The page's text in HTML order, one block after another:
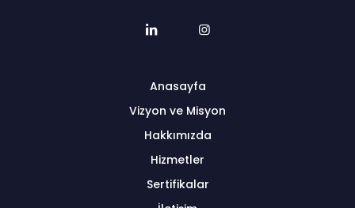
Anasayfa
Vizyon ve Misyon
Hakkımızda
Hizmetler
Sertifikalar